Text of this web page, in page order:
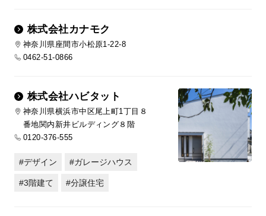
株式会社カナモク
神奈川県座間市小松原1-22-8
0462-51-0866
株式会社ハビタット
神奈川県横浜市中区尾上町1丁目８
番地関内新井ビルディング８階
0120-376-555
デザイン ガレージハウス
3階建て 分譲住宅